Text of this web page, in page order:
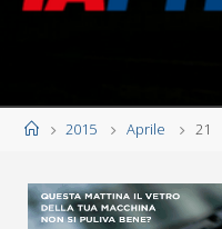
Home2015 Aprile 21